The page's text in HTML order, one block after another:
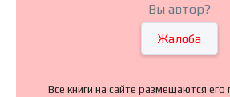
Вы автор?
Жалоба
Все книги на сайте размещаются его